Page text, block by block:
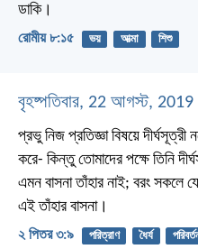
ডাকি।
রোমীয় ৮:১৫ ভয় আত্মা শিশু
বৃহষ্পতিবার, 22 আগস্ট, 2019
প্রভু নিজ প্রতিজ্ঞা বিষয়ে দীর্ঘসূত্রী
করে- কিন্তু তোমাদের পক্ষে তিনি
এমন বাসনা তাঁহার নাই; বরং সকলে
এই তাঁহার বাসনা।
২ পিতর ৩:৯ পরিত্রাণ ধৈর্য